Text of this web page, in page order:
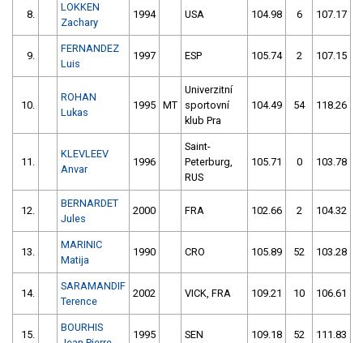
8.
LOKKEN
Zachary
1994 USA 104.98 6 107.17
9.
FERNANDEZ
Luis
1997 ESP 105.74 2 107.15
10.
ROHAN
Lukas
1995 MT
Univerzitní
sportovní
klub Pra
104.49 54 118.26
11.
KLEVLEEV
Anvar
1996
Saint-
Peterburg,
RUS
105.71 0 103.78
12.
BERNARDET
Jules
2000 FRA 102.66 2 104.32
13.
MARINIC
Matija
1990 CRO 105.89 52 103.28
14.
SARAMANDIF
Terence
2002 VICK, FRA 109.21 10 106.61
15.
BOURHIS
1995 SEN 109.18 52 111.83